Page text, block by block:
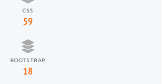
CSS
59
BOOTSTRAP
18